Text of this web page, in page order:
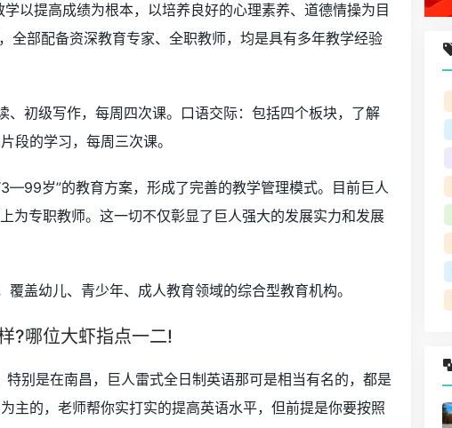
以提高成绩为根本，以培养良好的心理素养、道德情操为目
全部配备资深教育专家、全职教师，均是具有多年教学经验
、初级写作，每周四次课。口语交际：包括四个板块，了解
段的学习，每周三次课。
岁”的教育方案，形成了完善的教学管理模式。目前巨人
为专职教师。这一切不仅彰显了巨人强大的发展实力和发展
盖幼儿、青少年、成人教育领域的综合型教育机构。
?哪位大虾指点一二!
别是在南昌，巨人雷式全日制英语那可是相当有名的，都是
主的，老师帮你实打实的提高英语水平，但前提是你要按照